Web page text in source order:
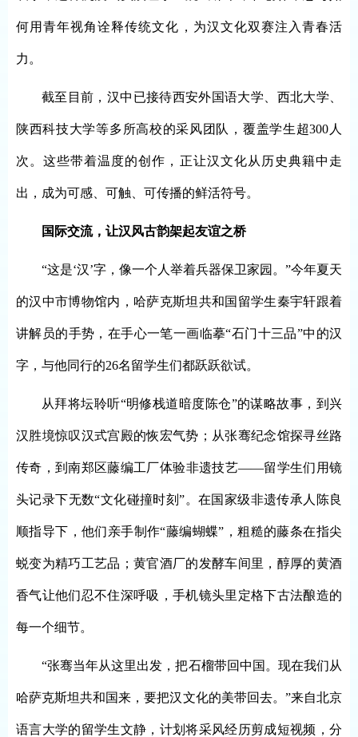
何用青年视角诠释传统文化，为汉文化双赛注入青春活
力。
截至目前，汉中已接待西安外国语大学、西北大学、
陕西科技大学等多所高校的采风团队，覆盖学生超300人
次。这些带着温度的创作，正让汉文化从历史典籍中走
出，成为可感、可触、可传播的鲜活符号。
国际交流， 让汉风古韵架起友谊之桥
“这是‘汉’字，像一个人举着兵器保卫家园。”今年夏天
的汉中市博物馆内，哈萨克斯坦共和国留学生秦宇轩跟着
讲解员的手势，在手心一笔一画临摹“石门十三品”中的汉
字，与他同行的26名留学生们都跃跃欲试。
从拜将坛聆听“明修栈道暗度陈仓”的谋略故事，到兴
汉胜境惊叹汉式宫殿的恢宏气势；从张骞纪念馆探寻丝路
传奇，到南郑区藤编工厂体验非遗技艺——留学生们用镜
头记录下无数“文化碰撞时刻”。在国家级非遗传承人陈良
顺指导下，他们亲手制作“藤编蝴蝶”，粗糙的藤条在指尖
蜕变为精巧工艺品；黄官酒厂的发酵车间里，醇厚的黄酒
香气让他们忍不住深呼吸，手机镜头里定格下古法酿造的
每一个细节。
“张骞当年从这里出发，把石榴带回中国。现在我们从
哈萨克斯坦共和国来，要把汉文化的美带回去。”来自北京
语言大学的留学生文静，计划将采风经历剪成短视频，分